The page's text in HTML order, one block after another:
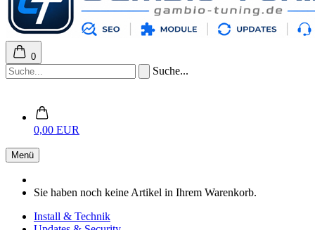
0
Suche...
0,00 EUR
Menü
Sie haben noch keine Artikel in Ihrem Warenkorb.
Install & Technik